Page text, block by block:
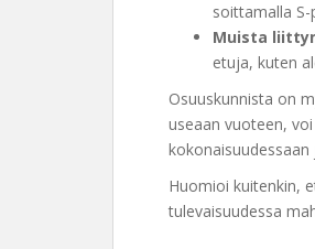
soittamalla S-
Muista
etuja, kuten
Osuuskunnista on
useaan vuoteen,
Huomioi kuitenkin,
tulevaisuudessa